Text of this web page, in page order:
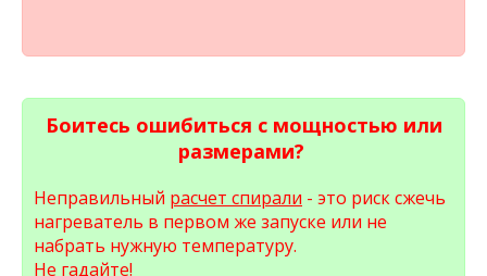
Боитесь ошибиться с мощностью или
размерами?
Неправильный расчет спирали - это риск сжечь
нагреватель в первом же запуске или не
набрать нужную температуру.
Не гадайте!